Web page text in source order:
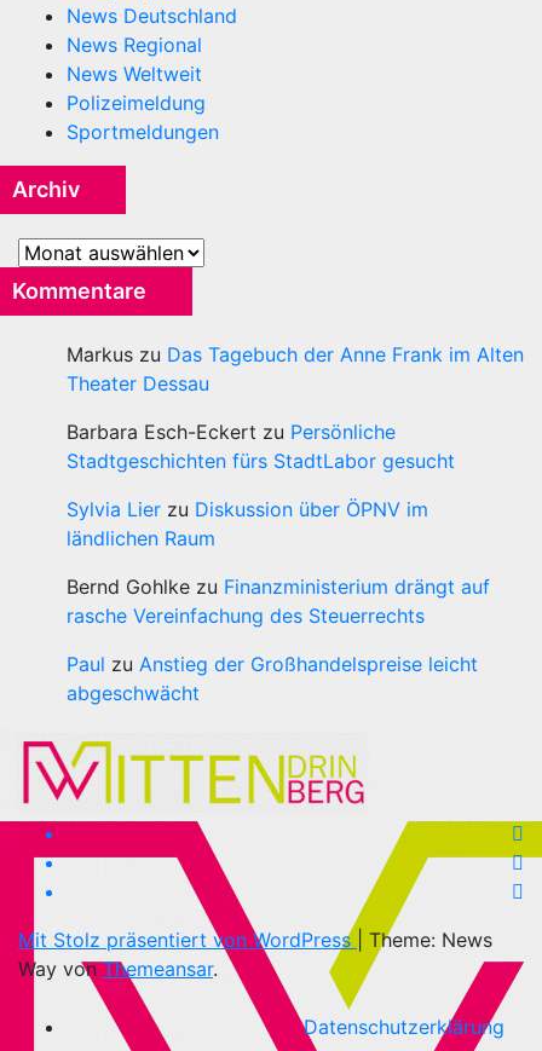
News Deutschland
News Regional
News Weltweit
Polizeimeldung
Sportmeldungen
Archiv
Archiv
Kommentare
Markus zu Das Tagebuch der Anne Frank im Alten
Theater Dessau
Barbara Esch-Eckert zu Persönliche
Stadtgeschichten fürs StadtLabor gesucht
Sylvia Lier zu Diskussion über ÖPNV im
ländlichen Raum
Bernd Gohlke zu Finanzministerium drängt auf
rasche Vereinfachung des Steuerrechts
Paul zu Anstieg der Großhandelspreise leicht
abgeschwächt
Mit Stolz präsentiert von WordPress
Theme: News
Way vonThemeansar.
Datenschutzerklärung